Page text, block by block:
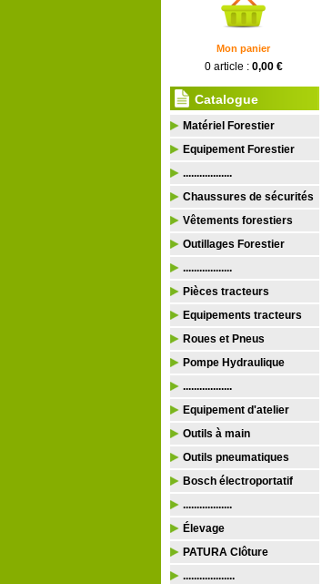
Mon panier
0 article : 0,00 €
Catalogue
Matériel Forestier
Equipement Forestier
..................
Chaussures de sécurités
Vêtements forestiers
Outillages Forestier
..................
Pièces tracteurs
Equipements tracteurs
Roues et Pneus
Pompe Hydraulique
..................
Equipement d'atelier
Outils à main
Outils pneumatiques
Bosch électroportatif
..................
Élevage
PATURA Clôture
...................